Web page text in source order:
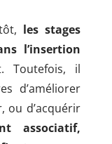
les stages
l’insertion
Toutefois, il
d’améliorer
ou d’acquérir
associatif,